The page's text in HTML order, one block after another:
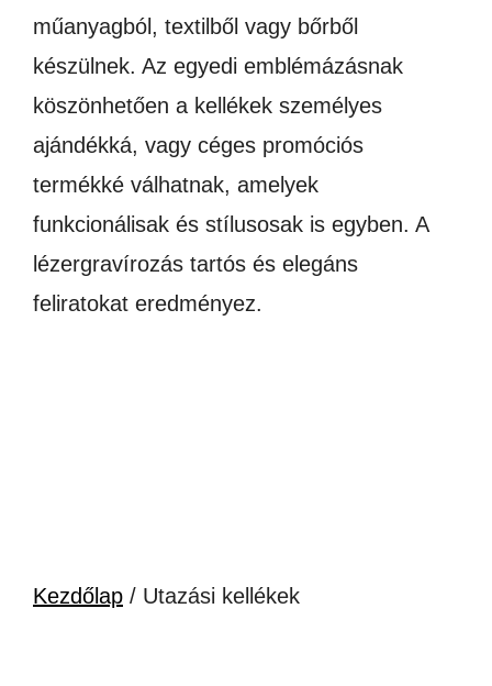
műanyagból, textilből vagy bőrből
készülnek. Az egyedi emblémázásnak
köszönhetően a kellékek személyes
ajándékká, vagy céges promóciós
termékké válhatnak, amelyek
funkcionálisak és stílusosak is egyben. A
lézergravírozás tartós és elegáns
feliratokat eredményez.
Kezdőlap / Utazási kellékek